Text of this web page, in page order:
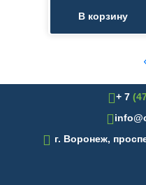
В корзину
+ 7
 г. Воронеж,